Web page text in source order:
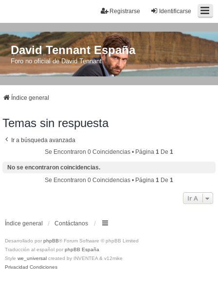
Identificarse
Registrarse
David Tennant España
Foro no oficial de David Tennant
Índice general
Temas sin respuesta
Ir a búsqueda avanzada
Se Encontraron 0 Coincidencias • Página 1 De 1
No se encontraron coincidencias.
Se Encontraron 0 Coincidencias • Página 1 De 1
Ir A
Índice general Contáctanos
Desarrollado por phpBB® Forum Software © phpBB Limited
Traducción al español por phpBB España
Style we_universal created by INVENTEA & v12mike
Privacidad Condiciones